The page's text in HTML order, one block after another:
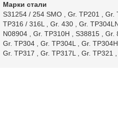
Марки стали
S31254 / 254 SMO, Gr. TP201 Gr.
TP316 / 316L
Gr. 430, Gr.
N08904, Gr. TP310H S38815, Gr.
Gr. TP304, Gr. TP304L Gr. TP304H
Gr. TP317
Gr. TP317L Gr. TP321